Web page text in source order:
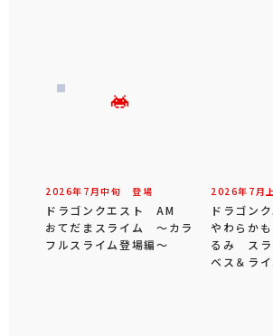
2026年 7 月中旬 登場
ドラゴンクエスト AM
おてだまスライム ～カラ
フルスライム登場編～
2026年 7 月
ドラゴン
やわらか
るみ スラ
ベス＆ラ